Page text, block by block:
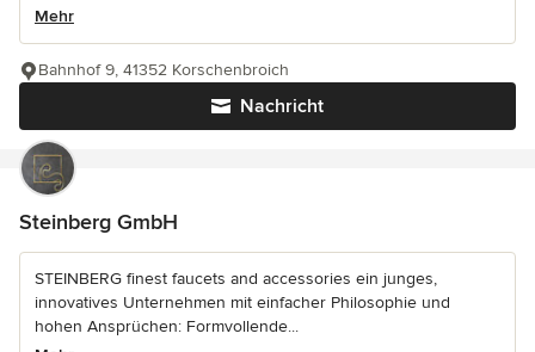
Mehr
Nachricht
Bahnhof 9, 41352 Korschenbroich
Steinberg GmbH
STEINBERG finest faucets and accessories ein junges,
innovatives Unternehmen mit einfacher Philosophie und
hohen Ansprüchen: Formvollende...